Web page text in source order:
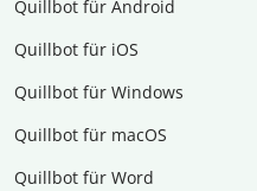
Quillbot für Android
Quillbot für iOS
Quillbot für Windows
Quillbot für macOS
Quillbot für Word